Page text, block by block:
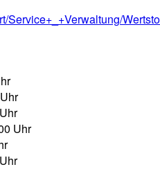
Service+_+Verwaltung/
Uhr